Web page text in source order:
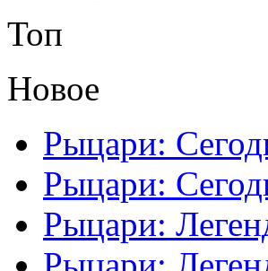
Топ
Новое
Рыцари:
Рыцари:
Рыцари: